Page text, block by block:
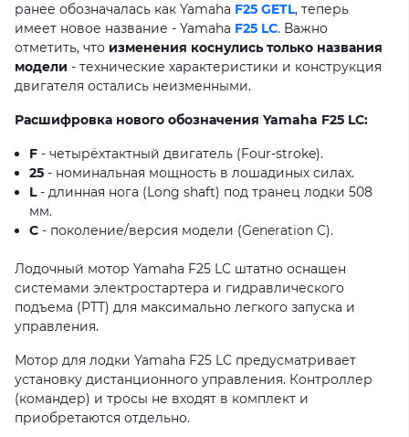
ранее обозначалась как Yamaha F25 GETL, теперь
имеет новое название - Yamaha F25 LC. Важно
отметить, что изменения коснулись только названия
модели - технические характеристики и конструкция
двигателя остались неизменными.
Расшифровка нового обозначения Yamaha F25 LC:
F - четырёхтактный двигатель (Four-stroke).
25 - номинальная мощность в лошадиных силах.
L- длинная нога (Long shaft) под транец лодки 508
мм.
C - поколение/версия модели (Generation C).
Лодочный мотор Yamaha F25 LC штатно оснащен
системами электростартера и гидравлического
подъема (PTT) для максимально легкого запуска и
управления.
Мотор для лодки Yamaha F25 LC предусматривает
установку дистанционного управления. Контроллер
(командер) и тросы не входят в комплект и
приобретаются отдельно.